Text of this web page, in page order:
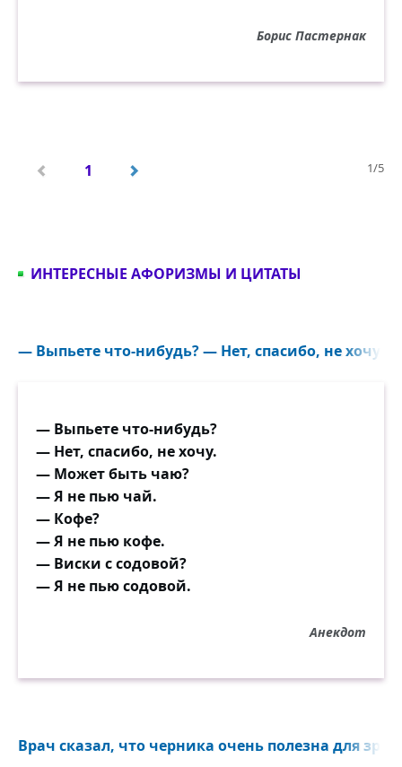
Борис Пастернак
1/5
1
ИНТЕРЕСНЫЕ АФОРИЗМЫ И ЦИТАТЫ
― Выпьете что-нибудь? ― Нет, спасибо, не хочу...
— Выпьете что-нибудь?
— Нет, спасибо, не хочу.
— Может быть чаю?
— Я не пью чай.
— Кофе?
— Я не пью кофе.
— Виски с содовой?
— Я не пью содовой.
Анекдот
Врач сказал, что черника очень полезна для